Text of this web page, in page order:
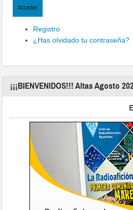
Acceder
Registro
¿Has olvidado tu contraseña?
¡¡¡BIENVENIDOS!!! Altas Agosto